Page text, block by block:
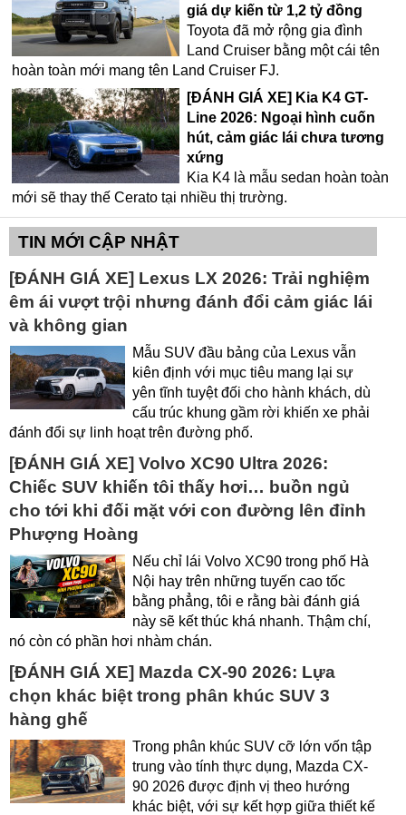
giá dự kiến từ 1,2 tỷ đồng
Toyota đã mở rộng gia đình
Land Cruiser bằng một cái tên
hoàn toàn mới mang tên Land Cruiser FJ.
[ĐÁNH GIÁ XE] Kia K4 GT-
Line 2026: Ngoại hình cuốn
hút, cảm giác lái chưa tương
xứng
Kia K4 là mẫu sedan hoàn toàn
mới sẽ thay thế Cerato tại nhiều thị trường.
TIN MỚI CẬP NHẬT
[ĐÁNH GIÁ XE] Lexus LX 2026: Trải nghiệm
êm ái vượt trội nhưng đánh đổi cảm giác lái
và không gian
Mẫu SUV đầu bảng của Lexus vẫn
kiên định với mục tiêu mang lại sự
yên tĩnh tuyệt đối cho hành khách, dù
cấu trúc khung gầm rời khiến xe phải
đánh đổi sự linh hoạt trên đường phố.
[ĐÁNH GIÁ XE] Volvo XC90 Ultra 2026:
Chiếc SUV khiến tôi thấy hơi… buồn ngủ
cho tới khi đối mặt với con đường lên đỉnh
Phượng Hoàng
Nếu chỉ lái Volvo XC90 trong phố Hà
Nội hay trên những tuyến cao tốc
bằng phẳng, tôi e rằng bài đánh giá
này sẽ kết thúc khá nhanh. Thậm chí,
nó còn có phần hơi nhàm chán.
[ĐÁNH GIÁ XE] Mazda CX-90 2026: Lựa
chọn khác biệt trong phân khúc SUV 3
hàng ghế
Trong phân khúc SUV cỡ lớn vốn tập
trung vào tính thực dụng, Mazda CX-
90 2026 được định vị theo hướng
khác biệt, với sự kết hợp giữa thiết kế